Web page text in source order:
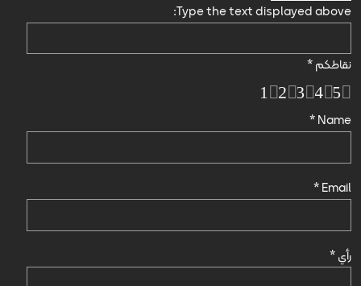
رأي*
Name
*
Email
*
Type the text displayed above:
نقاطكم*
5
4
3
2
1